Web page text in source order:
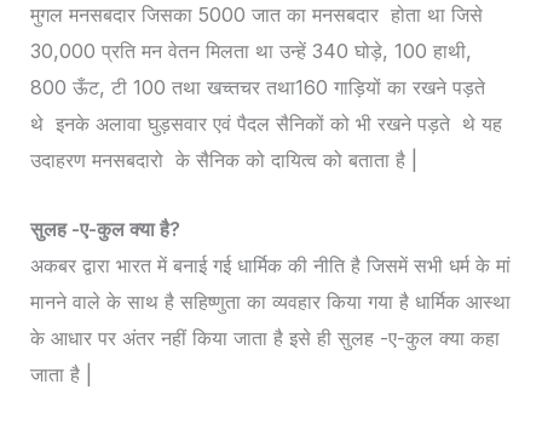
मुगल मनसबदार जिसका 5000 जात का मनसबदार होता था जिसे
30,000 प्रति मन वेतन मिलता था उन्हें 340 घोड़े, 100 हाथी,
800 ऊँट, टी 100 तथा खच्तचर तथा160 गाड़ियों का रखने पड़ते
थे इनके अलावा घुड़सवार एवं पैदल सैनिकों को भी रखने पड़ते थे यह
उदाहरण मनसबदारो के सैनिक को दायित्व को बताता है |
सुलह -ए-कुल क्या है?
अकबर द्वारा भारत में बनाई गई धार्मिक की नीति है जिसमें सभी धर्म के मां
मानने वाले के साथ है सहिष्णुता का व्यवहार किया गया है धार्मिक आस्था
के आधार पर अंतर नहीं किया जाता है इसे ही सुलह -ए-कुल क्या कहा
जाता है |